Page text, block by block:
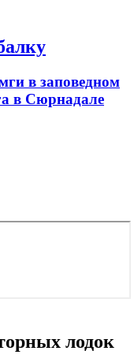
в заповедном
в Сюрнадале
лодок